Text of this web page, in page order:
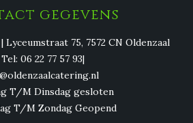
gegevens
Lyceumstraat 75, 7572 CN Oldenzaal
06 22 77 57 93|
T/M Dinsdag gesloten
T/M Zondag Geopend